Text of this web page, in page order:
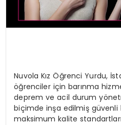
Nuvola Kız Öğrenci Yurdu,
öğrenciler için barınma
deprem ve acil durum
biçimde inşa edilmiş güvenli
maksimum kalite